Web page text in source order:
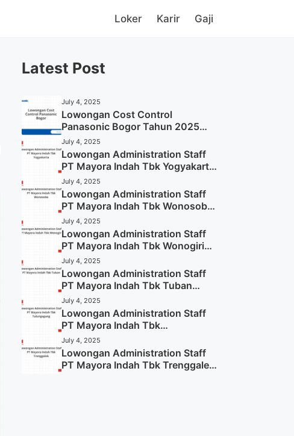
Loker Karir Gaji
Latest Post
July 4, 2025
Lowongan Cost Control
Panasonic Bogor Tahun 2025
(Lamar Sekarang)
July 4, 2025
Lowongan Administration Staff
PT Mayora Indah Tbk Yogyakarta
Tahun 2025
July 4, 2025
Lowongan Administration Staff
PT Mayora Indah Tbk Wonosobo
Tahun 2025 (Lamar Sekarang)
July 4, 2025
Lowongan Administration Staff
PT Mayora Indah Tbk Wonogiri
Tahun 2025 (Apply Now)
July 4, 2025
Lowongan Administration Staff
PT Mayora Indah Tbk Tuban
Tahun 2025 (Resmi)
July 4, 2025
Lowongan Administration Staff
PT Mayora Indah Tbk
Tulungagung Tahun 2025 (Lamar
Sekarang)
July 4, 2025
Lowongan Administration Staff
PT Mayora Indah Tbk Trenggalek